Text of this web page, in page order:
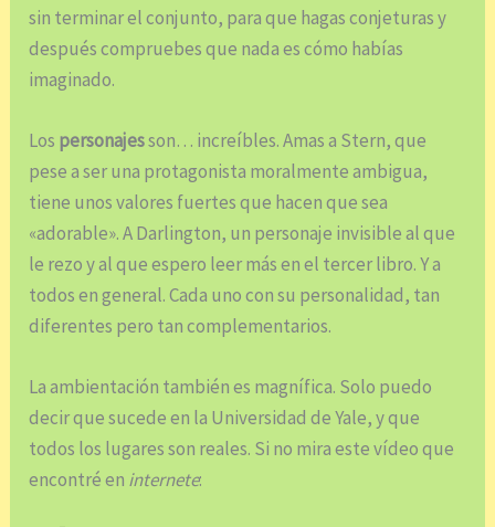
sin terminar el conjunto, para que hagas conjeturas y
después compruebes que nada es cómo habías
imaginado.
Los personajesson… increíbles. Amas a Stern, que
pese a ser una protagonista moralmente ambigua,
tiene unos valores fuertes que hacen que sea
«adorable». A Darlington, un personaje invisible al que
le rezo y al que espero leer más en el tercer libro. Y a
todos en general. Cada uno con su personalidad, tan
diferentes pero tan complementarios.
La ambientación también es magnífica. Solo puedo
decir que sucede en la Universidad de Yale, y que
todos los lugares son reales. Si no mira este vídeo que
encontré en internete: